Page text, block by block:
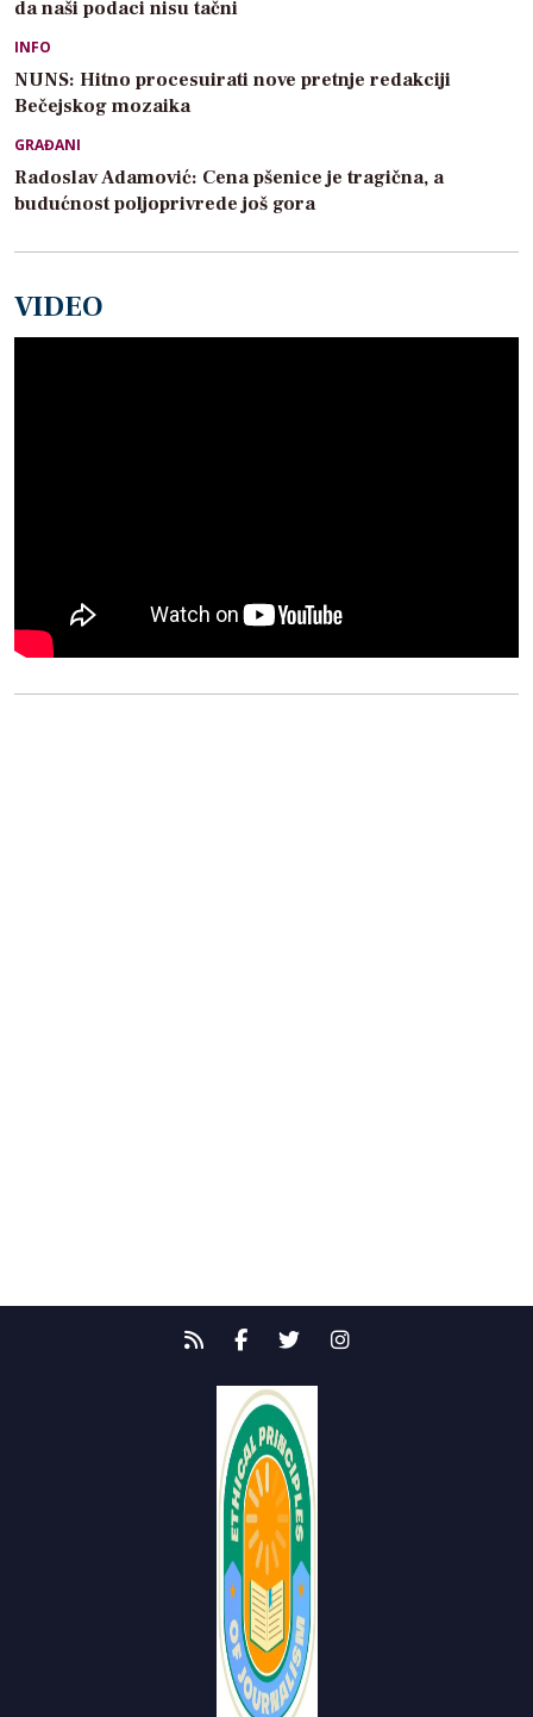
da naši podaci nisu tačni
INFO
NUNS: Hitno procesuirati nove pretnje redakciji
Bečejskog mozaika
GRAĐANI
Radoslav Adamović: Cena pšenice je tragična, a
budućnost poljoprivrede još gora
VIDEO